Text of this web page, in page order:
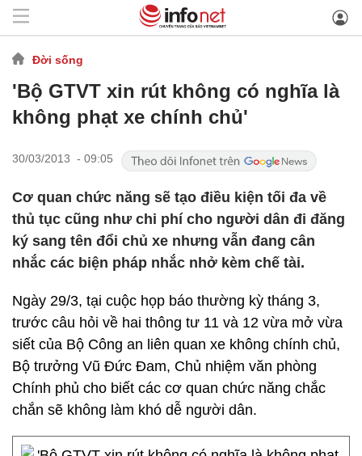
Đời sống
'Bộ GTVT xin rút không có nghĩa là
không phạt xe chính chủ'
30/03/2013 - 09:05
Cơ quan chức năng sẽ tạo điều kiện tối đa về
thủ tục cũng như chi phí cho người dân đi đăng
ký sang tên đổi chủ xe nhưng vẫn đang cân
nhắc các biện pháp nhắc nhở kèm chế tài.
Ngày 29/3, tại cuộc họp báo thường kỳ tháng 3,
trước câu hỏi về hai thông tư 11 và 12 vừa mở vừa
siết của Bộ Công an liên quan xe không chính chủ,
Bộ trưởng Vũ Đức Đam, Chủ nhiệm văn phòng
Chính phủ cho biết các cơ quan chức năng chắc
chắn sẽ không làm khó dễ người dân.